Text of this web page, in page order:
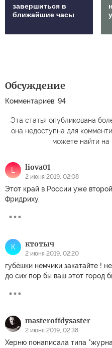
завершиться в
ближайшие часы
Обсуждение
Комментариев: 94
Эта статья опубликована
она недоступна для
можете найти на
L liova01
2 июня 2019, 02:08
Этот край в России уже
Фридриху.
К ктотыч
2 июня 2019, 02:20
губёшки немчики закатайте !
до сих пор бы ваш этот город
masteroffdysaster
2 июня 2019, 02:38
Херню понаписала типа